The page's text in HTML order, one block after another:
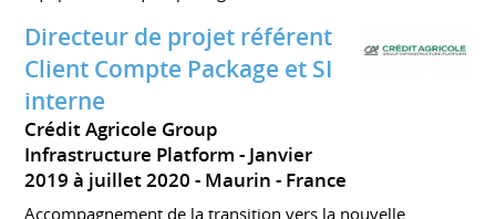
Directeur de projet référent
Client Compte Package et SI
interne
Crédit Agricole Group
Infrastructure Platform
Janvier
2019 à juillet 2020 Maurin France
Accompagnement de la transition vers la nouvelle